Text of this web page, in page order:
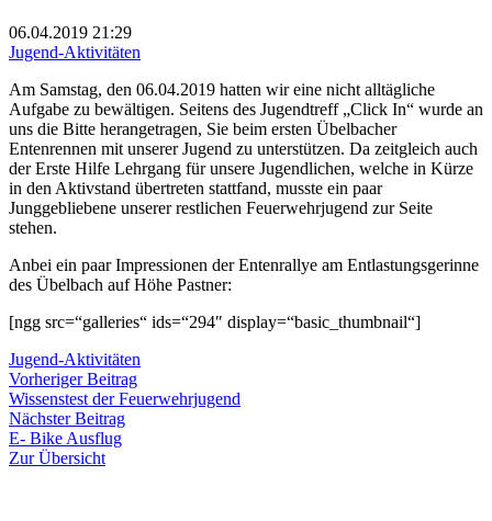
06.04.2019 21:29
Jugend-Aktivitäten
Am Samstag, den 06.04.2019 hatten wir eine nicht alltägliche
Aufgabe zu bewältigen. Seitens des Jugendtreff „Click In“ wurde an
uns die Bitte herangetragen, Sie beim ersten Übelbacher
Entenrennen mit unserer Jugend zu unterstützen. Da zeitgleich auch
der Erste Hilfe Lehrgang für unsere Jugendlichen, welche in Kürze
in den Aktivstand übertreten stattfand, musste ein paar
Junggebliebene unserer restlichen Feuerwehrjugend zur Seite
stehen.
Anbei ein paar Impressionen der Entenrallye am Entlastungsgerinne
des Übelbach auf Höhe Pastner:
[ngg src=“galleries“ ids=“294″ display=“basic_thumbnail“]
Jugend-Aktivitäten
Beitragsnavigation
Vorheriger BeitragVorheriger
Beitrag:
Wissenstest der Feuerwehrjugend
Nächster BeitragNächster
E- Bike Ausflug
Zur Übersicht